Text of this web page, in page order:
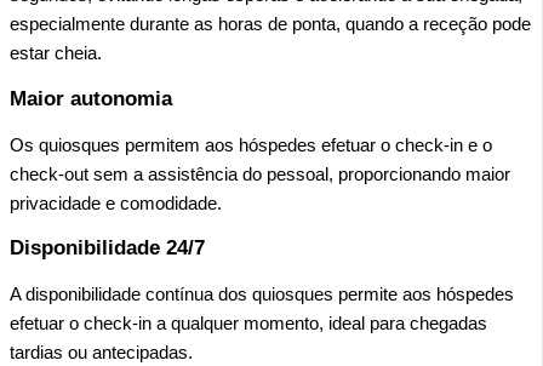
especialmente durante as horas de ponta, quando a receção pode
estar cheia.
Maior autonomia
Os quiosques permitem aos hóspedes efetuar o check-in e o
check-out sem a assistência do pessoal, proporcionando maior
privacidade e comodidade.
Disponibilidade 24/7
A disponibilidade contínua dos quiosques permite aos hóspedes
efetuar o check-in a qualquer momento, ideal para chegadas
tardias ou antecipadas.